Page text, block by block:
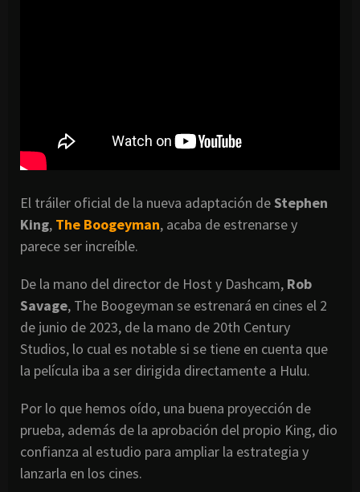
El tráiler oficial de la nueva adaptación deStephen
King, The Boogeyman, acaba de estrenarse y
parece ser increíble.
De la mano del director de Host y Dashcam, Rob
Savage, The Boogeyman se estrenará en cines el 2
de junio de 2023, de la mano de 20th Century
Studios, lo cual es notable si se tiene en cuenta que
la película iba a ser dirigida directamente a Hulu.
Por lo que hemos oído, una buena proyección de
prueba, además de la aprobación del propio King, dio
confianza al estudio para ampliar la estrategia y
lanzarla en los cines.